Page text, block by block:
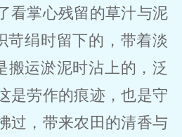
看掌心残留的草汁与泥
绢时留下的，带着淡
搬运淤泥时沾上的，泛
是劳作的痕迹，也是守
过，带来农田的清香与